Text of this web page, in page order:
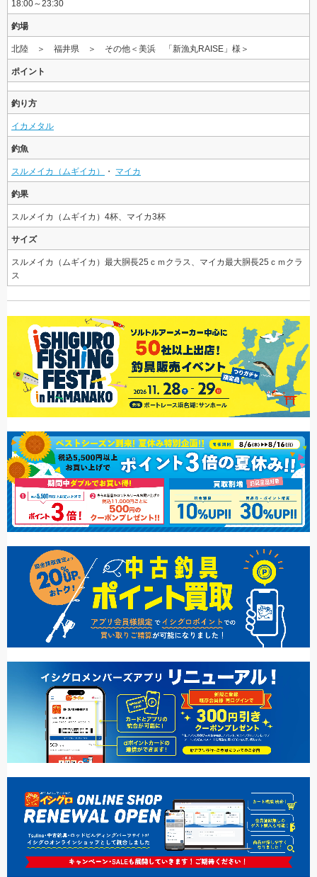
18:00～23:30
釣場
北陸 ＞ 福井県 ＞ その他＜美浜 「新漁丸RAISE」様＞
ポイント
釣り方
イカメタル
釣魚
スルメイカ（ムギイカ） ・ マイカ
釣果
スルメイカ（ムギイカ）4杯、マイカ3杯
サイズ
スルメイカ（ムギイカ）最大胴長25ｃｍクラス、マイカ最大胴長25ｃｍクラ
ス